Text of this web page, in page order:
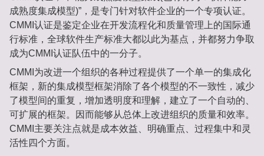
成熟度集成模型)”，是专⻔针对软件企业的⼀个专项认证。
CMMI认证是鉴定企业在开发流程化和质量管理上的国际通
⾏标准，全球软件⽣产标准⼤都以此为基点，并都努⼒争取
成为CMMI认证队伍中的⼀分⼦。
CMMI为改进⼀个组织的各种过程提供了⼀个单⼀的集成化
框架，新的集成模型框架消除了各个模型的不⼀致性，减少
了模型间的重复，增加透明度和理解，建⽴了⼀个⾃动的、
可扩展的框架。因⽽能够从总体上改进组织的质量和效率。
CMMI主要关注点就是成本效益、明确重点、过程集中和灵
活性四个⽅⾯。